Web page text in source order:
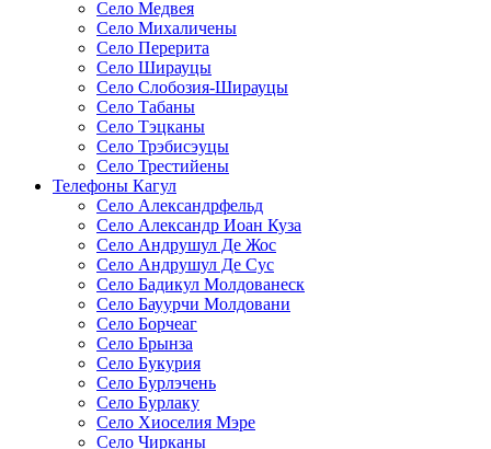
Село Медвея
Село Михаличены
Село Перерита
Село Ширауцы
Село Слобозия-Ширауцы
Село Табаны
Село Тэцканы
Село Трэбисэуцы
Село Трестийены
Телефоны Кагул
Село Александрфельд
Село Александр Иоан Куза
Село Андрушул Де Жос
Село Андрушул Де Сус
Село Бадикул Молдованеск
Село Бауурчи Молдовани
Село Борчеаг
Село Брынза
Село Букурия
Село Бурлэчень
Село Бурлаку
Село Хиоселия Мэре
Село Чирканы